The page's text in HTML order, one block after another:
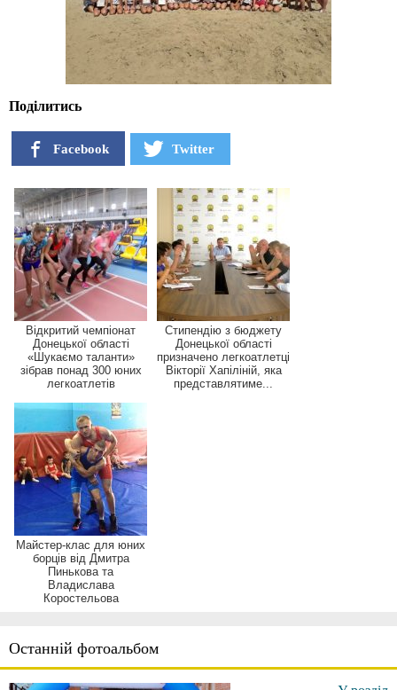
Останній фотоальбом
Поділитись
Facebook Twitter
Відкритий чемпіонат
Донецької області
«Шукаємо таланти»
зібрав понад 300 юних
легкоатлетів
Стипендію з бюджету
Донецької області
призначено легкоатлетці
Вікторії Хапіліній, яка
представлятиме...
Майстер-клас для юних
борців від Дмитра
Пинькова та
Владислава
Коростельова